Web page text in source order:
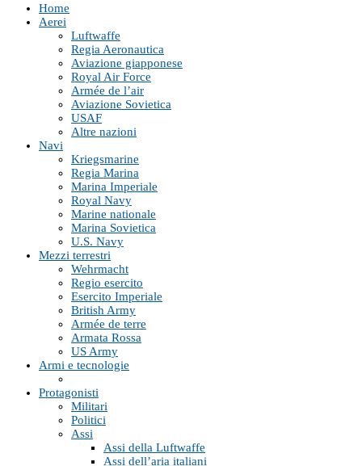
Home
Aerei
Luftwaffe
Regia Aeronautica
Aviazione giapponese
Royal Air Force
Armée de l’air
Aviazione Sovietica
USAF
Altre nazioni
Navi
Kriegsmarine
Regia Marina
Marina Imperiale
Royal Navy
Marine nationale
Marina Sovietica
U.S. Navy
Mezzi terrestri
Wehrmacht
Regio esercito
Esercito Imperiale
British Army
Armée de terre
Armata Rossa
US Army
Armi e tecnologie
Protagonisti
Militari
Politici
Assi
Assi della Luftwaffe
Assi dell’aria italiani